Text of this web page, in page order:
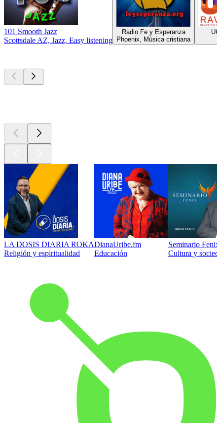
101 Smooth Jazz
Scottsdale AZ, Jazz, Easy listening
Radio Fe y Esperanza
Phoenix, Música cristiana
LA DOSIS DIARIA ROKA
Religión y espiritualidad
DianaUribe.fm
Educación
Seminario
Cultura y